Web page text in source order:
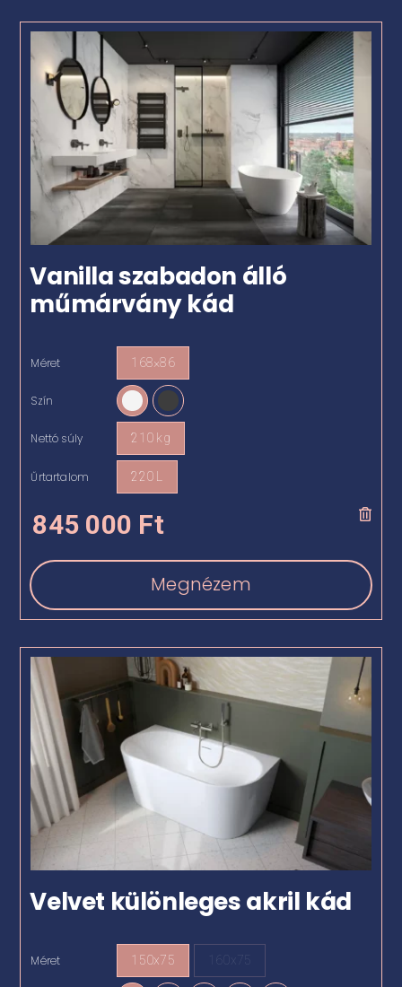
Vanilla szabadon álló
műmárvány kád
Méret 168×86
Szín
Nettó súly 210 kg
Űrtartalom 220 L
845 000 Ft
Megnézem
Velvet különleges akril kád
Méret 150x75 160x75